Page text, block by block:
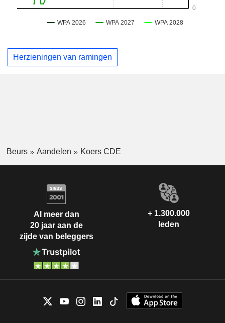
Herzieningen van ramingen
Beurs Aandelen Koers CDE
Al meer dan
20 jaar aan de
zijde van beleggers
+ 1.300.000
leden